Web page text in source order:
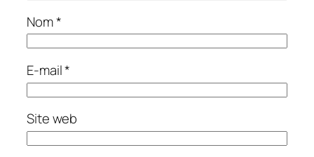
Nom*
E-mail*
Site web